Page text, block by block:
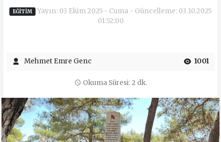
EĞİTİM Yayın: 03 Ekim 2025 - Cuma - Güncelleme: 03.10.2025
01:52:00
Mehmet Emre Genc 1001
Okuma Süresi: 2 dk.